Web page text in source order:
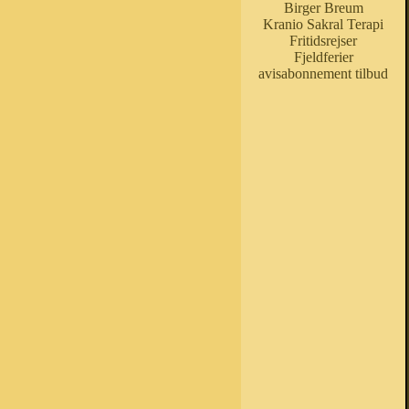
Birger Breum
Kranio Sakral Terapi
Fritidsrejser
Fjeldferier
avisabonnement tilbud